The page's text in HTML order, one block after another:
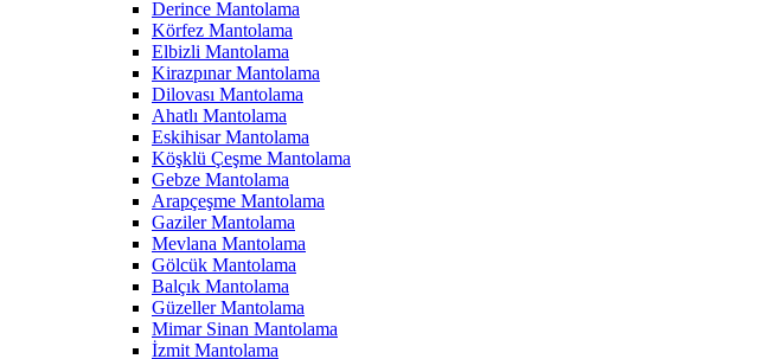
Derince Mantolama
Körfez Mantolama
Elbizli Mantolama
Kirazpınar Mantolama
Dilovası Mantolama
Ahatlı Mantolama
Eskihisar Mantolama
Köşklü Çeşme Mantolama
Gebze Mantolama
Arapçeşme Mantolama
Gaziler Mantolama
Mevlana Mantolama
Gölcük Mantolama
Balçık Mantolama
Güzeller Mantolama
Mimar Sinan Mantolama
İzmit Mantolama